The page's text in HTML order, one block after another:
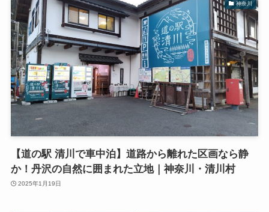
神奈川
【道の駅 清川で車中泊】道路から離れた区画なら静
か！丹沢の自然に囲まれた立地｜神奈川・清川村
2025年1月19日